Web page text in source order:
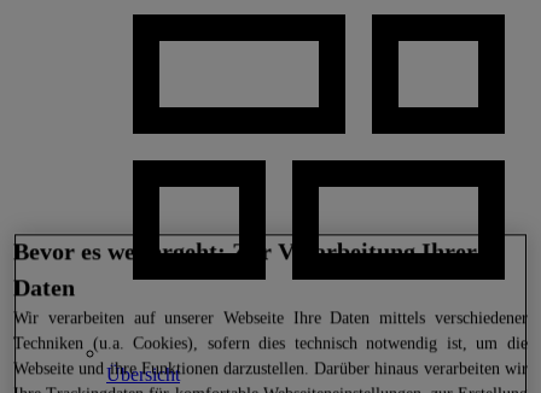
Übersicht
Bevor es weitergeht: Zur Verarbeitung Ihrer
Daten
Wir verarbeiten auf unserer Webseite Ihre Daten mittels verschiedener
Techniken (u.a. Cookies), sofern dies technisch notwendig ist, um die
Webseite und ihre Funktionen darzustellen. Darüber hinaus verarbeiten wir